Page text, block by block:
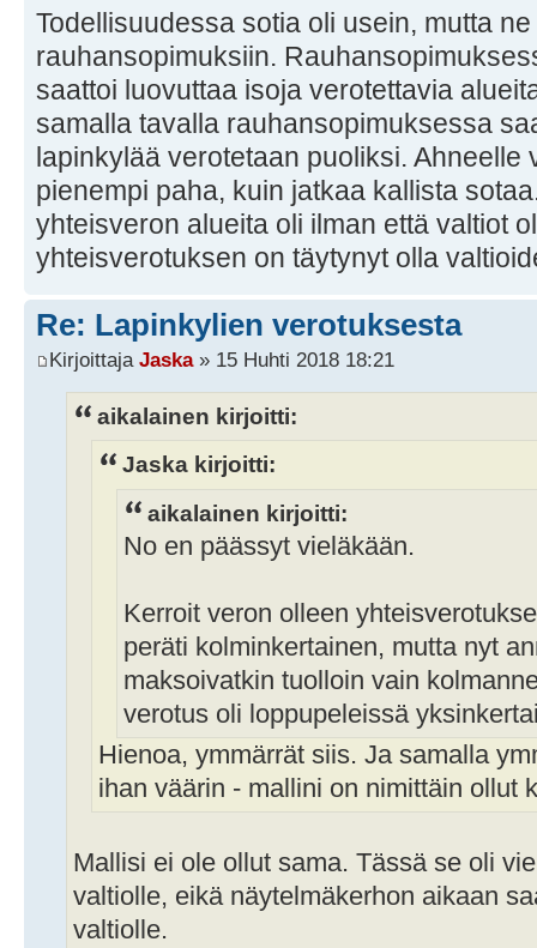
Todellisuudessa sotia oli usein, mutta
rauhansopimuksiin.
saattoi luovuttaa isoja verotettavia
samalla tavalla rauhansopimuksessa
lapinkylää verotetaan puoliksi. Ahneelle
pienempi paha, kuin jatkaa kallista
yhteisveron alueita oli ilman että valtiot
yhteisverotuksen on täytynyt olla
Re: Lapinkylien verotuksesta
Kirjoittaja Jaska» 15 Huhti 2018 18:21
aikalainen kirjoitti:
Jaska kirjoitti:
aikalainen kirjoitti:
No en päässyt vieläkään.
Kerroit veron olleen
peräti kolminkertainen, mutta nyt
maksoivatkin tuolloin vain
verotus oli loppupeleissä
Hienoa, ymmärrät siis. Ja samalla
ihan väärin - mallini on nimittäin ollut
Mallisi ei ole ollut sama. Tässä se oli
valtiolle, eikä näytelmäkerhon aikaan
valtiolle.